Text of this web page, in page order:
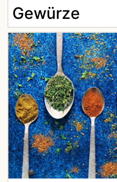
Gewürze